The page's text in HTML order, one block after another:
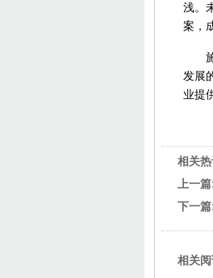
浅。
案，
施
发展
业提
相关热
上一
下一
相关阅